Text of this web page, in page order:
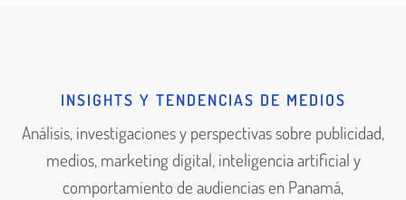
INSIGHTS Y TENDENCIAS DE MEDIOS
Análisis, investigaciones y perspectivas sobre publicidad,
medios, marketing digital, inteligencia artificial y
comportamiento de audiencias en Panamá,